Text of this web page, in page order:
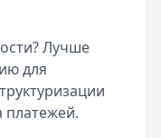
Лучше
для
платежей.